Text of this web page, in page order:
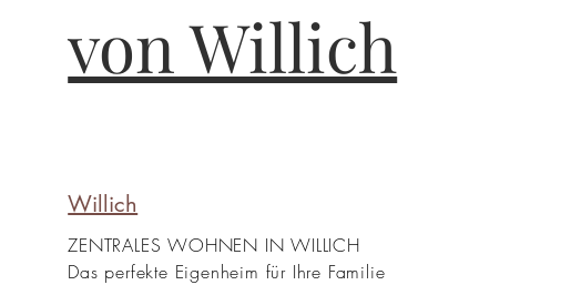
von Willich
Willich
ZENTRALES WOHNEN IN WILLICH
Das perfekte Eigenheim für Ihre Familie